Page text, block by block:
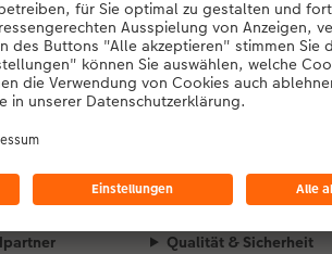
Designauswahl wird geladen...
Qualität & Sicherheit